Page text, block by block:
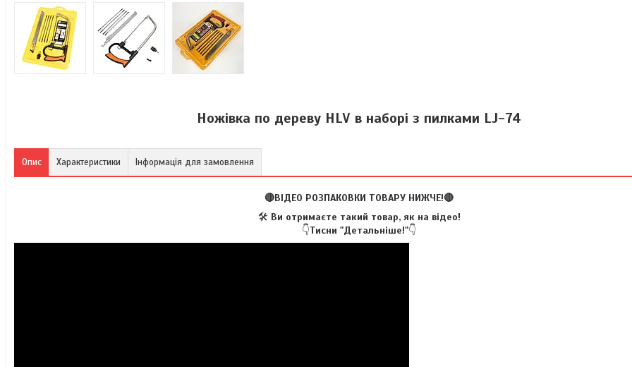
Ножівка по дереву HLV в наборі з пилками LJ-74
Опис Характеристики Інформація для замовлення
🔴ВІДЕО РОЗПАКОВКИ ТОВАРУ НИЖЧЕ!🔴
🛠️ Ви отримаєте такий товар, як на відео!
👇Тисни "Детальніше!"👇